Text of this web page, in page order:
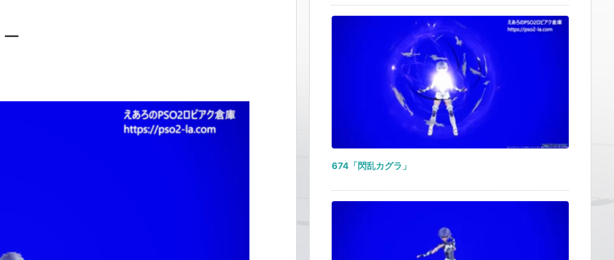
674「閃乱カグラ」